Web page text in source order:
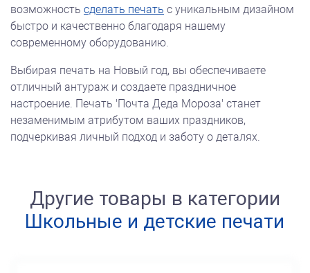
возможность сделать печать с уникальным дизайном
быстро и качественно благодаря нашему
современному оборудованию.
Выбирая печать на Новый год, вы обеспечиваете
отличный антураж и создаете праздничное
настроение. Печать 'Почта Деда Мороза' станет
незаменимым атрибутом ваших праздников,
подчеркивая личный подход и заботу о деталях.
Другие товары в категории
Школьные и детские печати